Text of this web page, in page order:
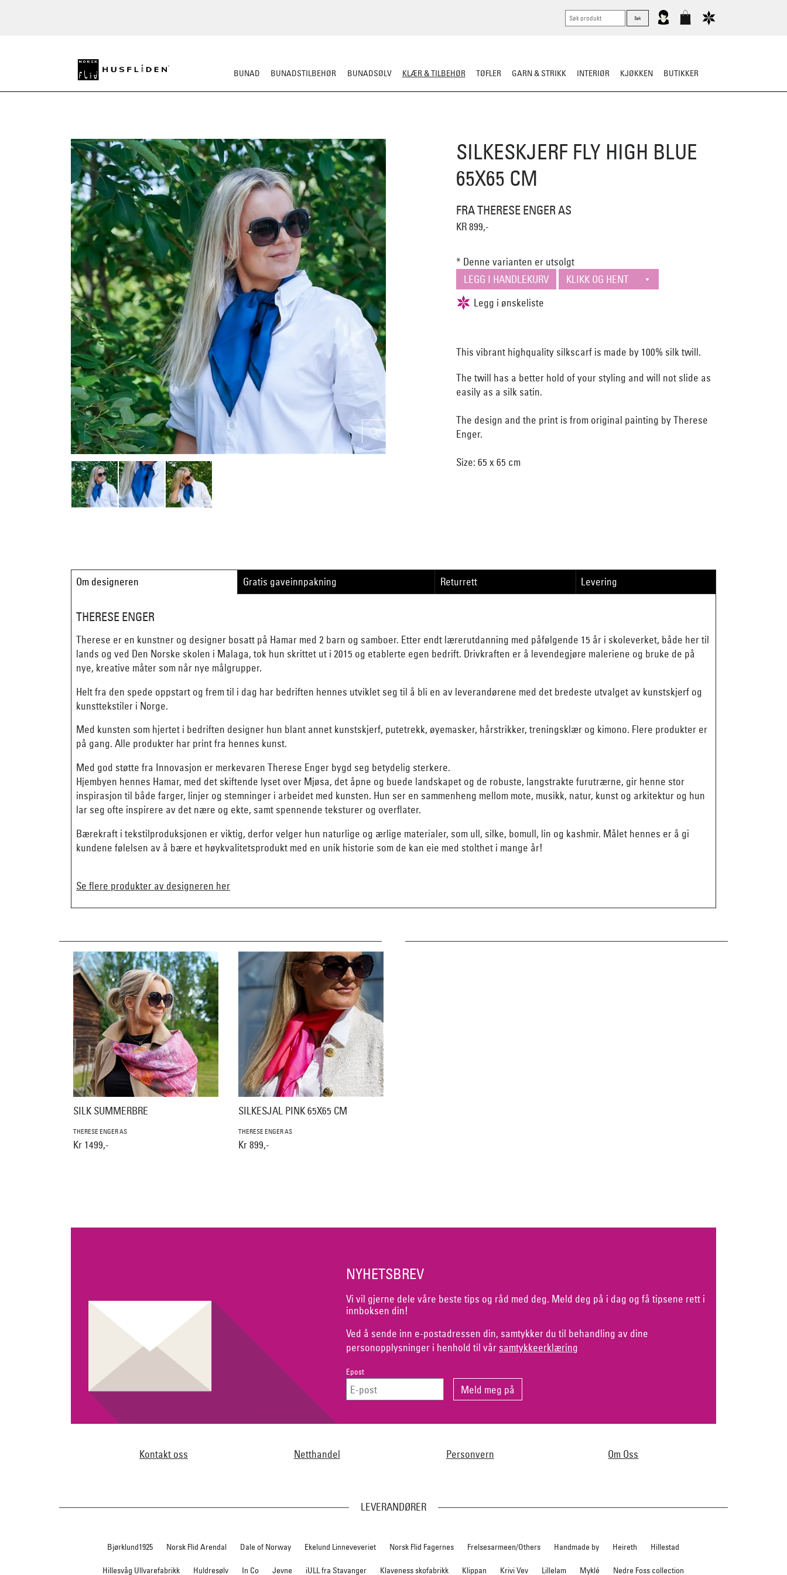
BUNAD BUNADSTILBEHØR BUNADSØLV KLÆR & TILBEHØR TØFLER GARN & STRIKK INTERIØR KJØKKEN BUTIKKER
SILKESKJERF FLY HIGH BLUE
65X65 CM
FRA THERESE ENGER AS
KR 899,-
* Denne varianten er utsolgt
This vibrant highquality silkscarf is made by 100% silk twill.
The twill has a better hold of your styling and will not slide as
easily as a silk satin.
The design and the print is from original painting by Therese
Enger.
Size: 65 x 65 cm
Om designeren Gratis gaveinnpakning Returrett Levering
THERESE ENGER
Therese er en kunstner og designer bosatt på Hamar med 2 barn og samboer. Etter endt lærerutdanning med påfølgende 15 år i skoleverket, både her til
lands og ved Den Norske skolen i Malaga, tok hun skrittet ut i 2015 og etablerte egen bedrift. Drivkraften er å levendegjøre maleriene og bruke de på
nye, kreative måter som når nye målgrupper.
Helt fra den spede oppstart og frem til i dag har bedriften hennes utviklet seg til å bli en av leverandørene med det bredeste utvalget av kunstskjerf og
kunsttekstiler i Norge.
Med kunsten som hjertet i bedriften designer hun blant annet kunstskjerf, putetrekk, øyemasker, hårstrikker, treningsklær og kimono. Flere produkter er
på gang. Alle produkter har print fra hennes kunst.
Med god støtte fra Innovasjon er merkevaren Therese Enger bygd seg betydelig sterkere.
Hjembyen hennes Hamar, med det skiftende lyset over Mjøsa, det åpne og buede landskapet og de robuste, langstrakte furutrærne, gir henne stor
inspirasjon til både farger, linjer og stemninger i arbeidet med kunsten. Hun ser en sammenheng mellom mote, musikk, natur, kunst og arkitektur og hun
lar seg ofte inspirere av det nære og ekte, samt spennende teksturer og overflater.
Bærekraft i tekstilproduksjonen er viktig, derfor velger hun naturlige og ærlige materialer, som ull, silke, bomull, lin og kashmir. Målet hennes er å gi
kundene følelsen av å bære et høykvalitetsprodukt med en unik historie som de kan eie med stolthet i mange år!
Se flere produkter av designeren her
SILK SUMMERBRE
THERESE ENGER AS
Kr 1499,-
SILKESJAL PINK 65X65 CM
THERESE ENGER AS
Kr 899,-
NYHETSBREV
Vi vil gjerne dele våre beste tips og råd med deg. Meld deg på i dag og få tipsene rett i
innboksen din!
Ved å sende inn e-postadressen din, samtykker du til behandling av dine
personopplysninger i henhold til vår samtykkeerklæring
Epost
Kontakt oss Netthandel Personvern Om Oss
LEVERANDØRER
Bjørklund1925 Norsk Flid Arendal Dale of Norway Ekelund Linneveveriet Norsk Flid Fagernes Frelsesarmeen/Others Handmade by Heireth Hillestad
Hillesvåg Ullvarefabrikk Huldresølv In Co Jevne iULL fra Stavanger Klaveness skofabrikk Klippan Krivi Vev Lillelam Myklé Nedre Foss collection